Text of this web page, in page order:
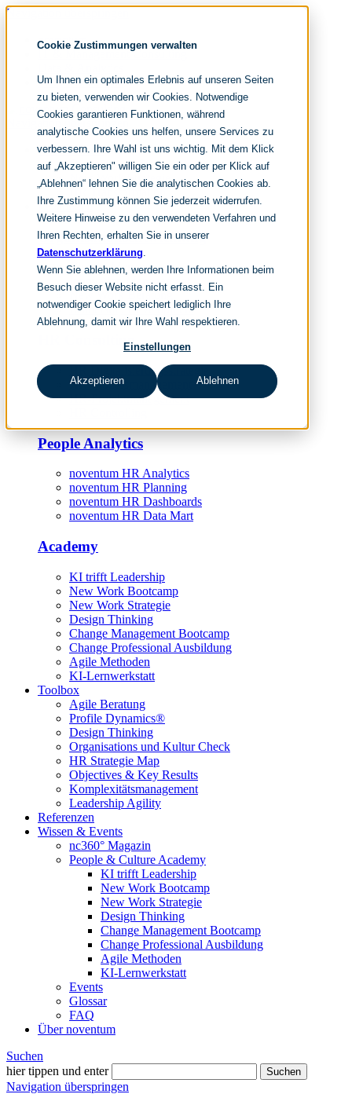
Cookie Zustimmungen verwalten
Um Ihnen ein optimales Erlebnis auf unseren Seiten
zu bieten, verwenden wir Cookies. Notwendige
Cookies garantieren Funktionen, während
analytische Cookies uns helfen, unsere Services zu
verbessern. Ihre Wahl ist uns wichtig. Mit dem Klick
auf „Akzeptieren" willigen Sie ein oder per Klick auf
„Ablehnen“ lehnen Sie die analytischen Cookies ab.
Ihre Zustimmung können Sie jederzeit widerrufen.
Weitere Hinweise zu den verwendeten Verfahren und
Ihren Rechten, erhalten Sie in unserer
Datenschutzerklärung.
Wenn Sie ablehnen, werden Ihre Informationen beim
Besuch dieser Website nicht erfasst. Ein
notwendiger Cookie speichert lediglich Ihre
Ablehnung, damit wir Ihre Wahl respektieren.
Einstellungen
Akzeptieren Ablehnen
Navigation überspringen
noventum
IT & Management Consulting
People & Culture
Navigation überspringen
Fokusthemen
Organisationsdesign
New Work Strategie
Leistungen
Organisationsentwicklung
Change Management
Innovation Management
New Work Beratung
Leadership Development
HR Consulting
HR Digitalisierungsstrategie
HR-Prozessmanagement
HR-Projektmanagement
People Analytics
noventum HR Analytics
noventum HR Planning
noventum HR Dashboards
noventum HR Data Mart
Academy
KI trifft Leadership
New Work Bootcamp
New Work Strategie
Design Thinking
Change Management Bootcamp
Change Professional Ausbildung
Agile Methoden
KI-Lernwerkstatt
Toolbox
Agile Beratung
Profile Dynamics®
Design Thinking
Organisations und Kultur Check
HR Strategie Map
Objectives & Key Results
Komplexitätsmanagement
Leadership Agility
Referenzen
Wissen & Events
nc360° Magazin
People & Culture Academy
KI trifft Leadership
New Work Bootcamp
New Work Strategie
Design Thinking
Change Management Bootcamp
Change Professional Ausbildung
Agile Methoden
KI-Lernwerkstatt
Events
Glossar
FAQ
Über noventum
Suchen
hier tippen und enter
Suchen
Navigation überspringen